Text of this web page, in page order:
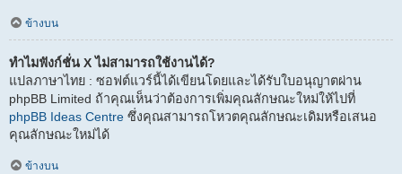
ข้างบน
ทำไมฟังก์ชั่น X ไม่สามารถใช้งานได้?
แปลภาษาไทย : ซอฟต์แวร์นี้ได้เขียนโดยและได้รับใบอนุญาตผ่าน
phpBB Limited ถ้าคุณเห็นว่าต้องการเพิ่มคุณลักษณะใหม่ให้ไปที่
phpBB Ideas Centre ซึ่งคุณสามารถโหวตคุณลักษณะเดิมหรือเสนอ
คุณลักษณะใหม่ได้
ข้างบน